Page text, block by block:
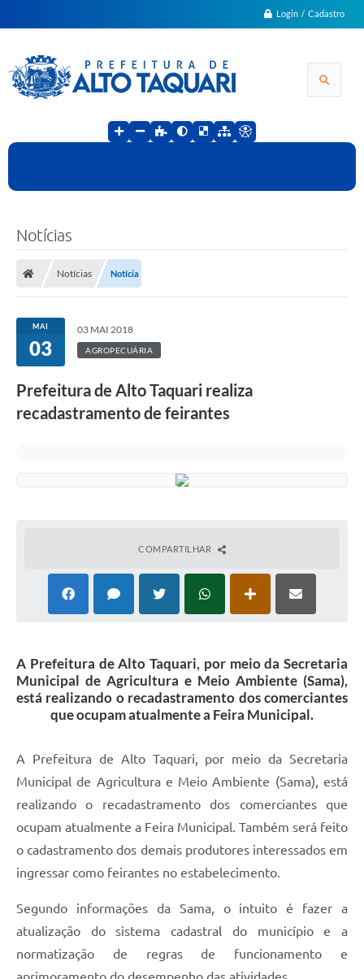
Login / Cadastro
Notícias
Notícias Notícia
MAI
03
03 MAI 2018
AGROPECUÁRIA
Prefeitura de Alto Taquari realiza
recadastramento de feirantes
COMPARTILHAR
A Prefeitura de Alto Taquari, por meio da Secretaria
Municipal de Agricultura e Meio Ambiente (Sama),
está realizando o recadastramento dos comerciantes
que ocupam atualmente a Feira Municipal.
A Prefeitura de Alto Taquari, por meio da Secretaria
Municipal de Agricultura e Meio Ambiente (Sama), está
realizando o recadastramento dos comerciantes que
ocupam atualmente a Feira Municipal. Também será feito
o cadastramento dos demais produtores interessados em
ingressar como feirantes no estabelecimento.
Segundo informações da Sama, o intuito é fazer a
atualização do sistema cadastral do município e a
normatização de regras de funcionamento e